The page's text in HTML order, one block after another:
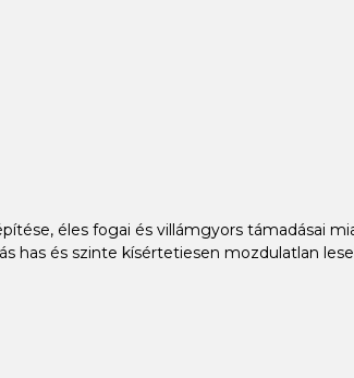
éles fogai és villámgyors támadásai
has és szinte kísértetiesen mozdulatlan